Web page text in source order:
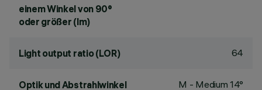
einem Winkel von 90°
oder größer (lm)
Light output ratio (LOR) 64
Optik und Abstrahlwinkel M - Medium 14°